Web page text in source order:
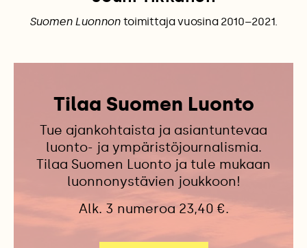
Suomen Luonnontoimittaja vuosina 2010–2021.
Tilaa Suomen Luonto
Tue ajankohtaista ja asiantuntevaa
luonto- ja ympäristöjournalismia.
Tilaa Suomen Luonto ja tule mukaan
luonnonystävien joukkoon!
Alk. 3 numeroa 23,40 €.